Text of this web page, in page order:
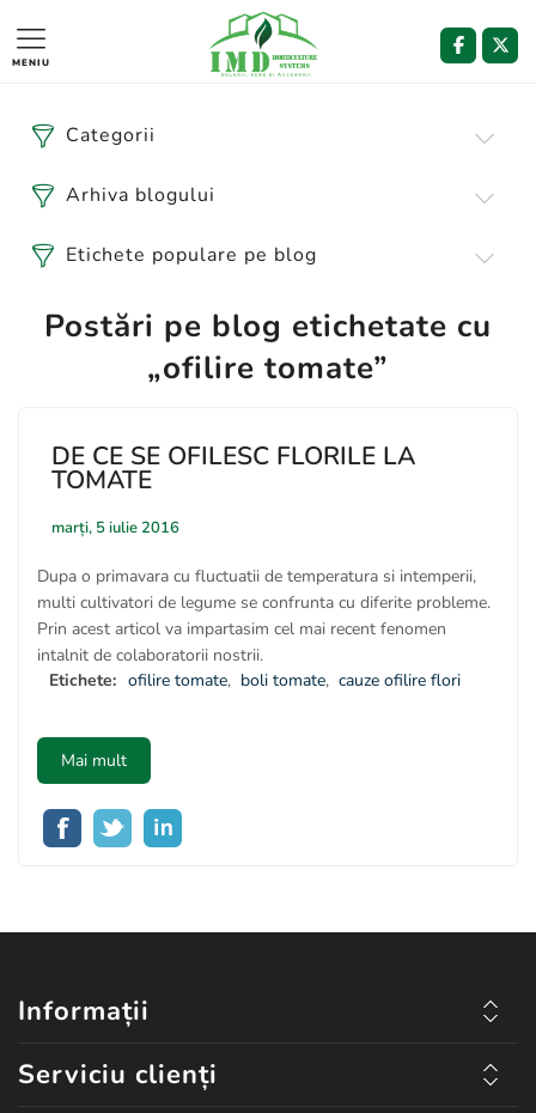
MENIU
Categorii
Arhiva blogului
Etichete populare pe blog
Postări pe blog etichetate cu
„ofilire tomate”
DE CE SE OFILESC FLORILE LA
TOMATE
marți, 5 iulie 2016
Dupa o primavara cu fluctuatii de temperatura si intemperii,
multi cultivatori de legume se confrunta cu diferite probleme.
Prin acest articol va impartasim cel mai recent fenomen
intalnit de colaboratorii nostrii.
Etichete: ofilire tomate, boli tomate, cauze ofilire flori
Mai mult
Informații
Serviciu clienți